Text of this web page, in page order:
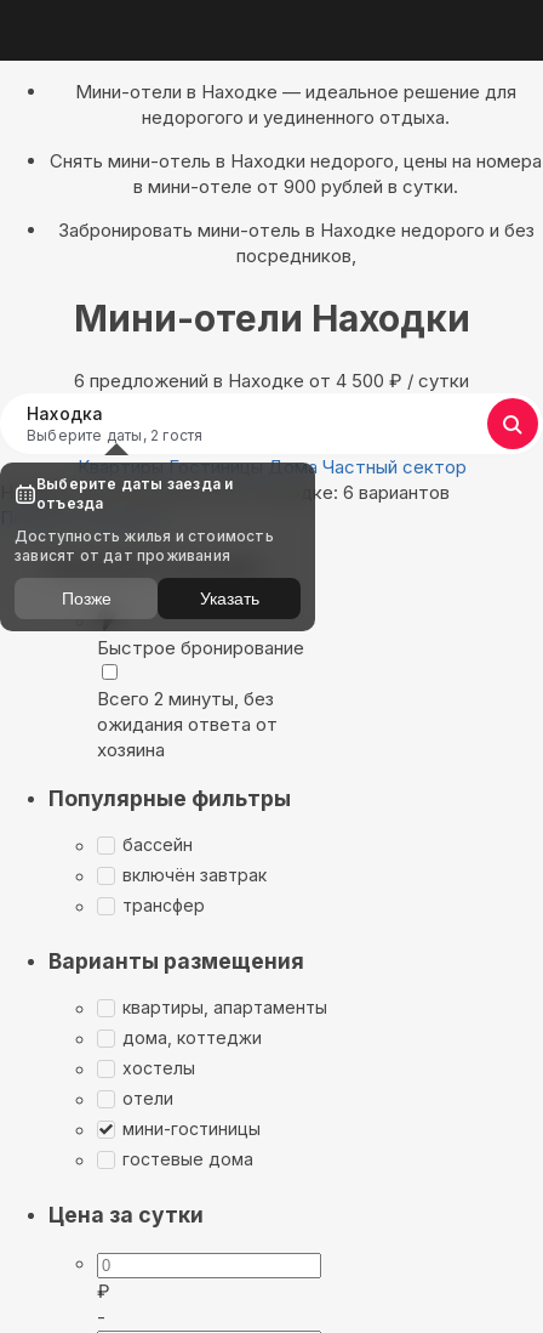
Мини-отели в Находке — идеальное решение для
недорогого и уединенного отдыха.
Снять мини-отель в Находки недорого, цены на номера
в мини-отеле от 900 рублей в сутки.
Забронировать мини-отель в Находке недорого и без
посредников,
Мини-отели Находки
6 предложений в Находке oт 4 500 ₽ / сутки
Находка
Выберите даты, 2 гостя
Квартиры Гостиницы Дома Частный сектор
Найдём, где остановиться в Находке: 6 вариантов
Показать на карте
Выбирайте лучшее
Быстрое бронирование
Всего 2 минуты, без
ожидания ответа от
хозяина
Популярные фильтры
бассейн
включён завтрак
трансфер
Варианты размещения
квартиры, апартаменты
дома, коттеджи
хостелы
отели
мини-гостиницы
гостевые дома
Цена за сутки
₽
-
Выберите даты заезда и
отъезда
Доступность жилья и стоимость
зависят от дат проживания
Позже Указать